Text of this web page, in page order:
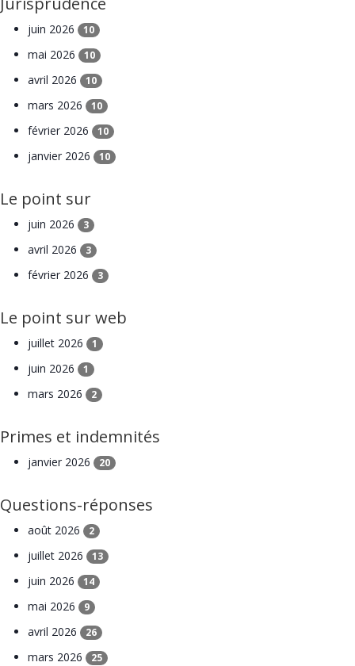
juin 2026 10
mai 2026 10
avril 2026 10
mars 2026 10
février 2026 10
janvier 2026 10
Le point sur
juin 2026 3
avril 2026 3
février 2026 3
Le point sur web
juillet 2026 1
juin 2026 1
mars 2026 2
Primes et indemnités
janvier 2026 20
Questions-réponses
août 2026 2
juillet 2026 13
juin 2026 14
mai 2026 9
avril 2026 26
mars 2026 25